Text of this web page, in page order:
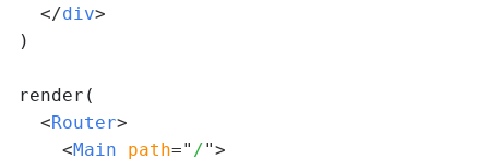
</div>
)
render(
<Router>
<Main path=" /">